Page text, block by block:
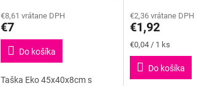
produktu
je
5,0
5
hviezdičiek.
€8,61 vrátane DPH
€7
Do košíka
Taška Eko 45x40x8cm s
produktu
je
5,0
€2,36 vrátane DPH
€1,92
Jednotková
cena:
€0,04 / 1 ks
Do košíka